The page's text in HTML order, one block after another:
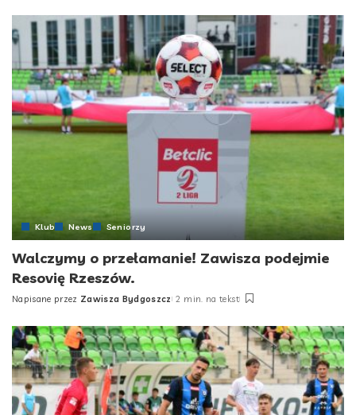
Klub News Seniorzy
Walczymy o przełamanie! Zawisza podejmie
Resovię Rzeszów.
Posted
Napisane przez Zawisza Bydgoszcz 2 min. na tekst